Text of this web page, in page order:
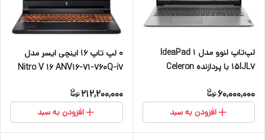
لپ‌تاپ لنوو مدل IdeaPad 1
15IJL7 با پردازنده Celeron
اینچ TN با وضوح Full HD
60,000,000
افزودن به سبد
۰ لپ تاپ 16 اینچی ایسر مدل
Nitro V 16 ANV16-71-760Q-i7
DDR5 5600MHz-512GB SSD-
FHD 165Hz
212,200,000
افزودن به سبد